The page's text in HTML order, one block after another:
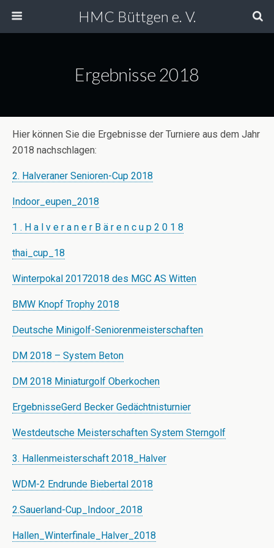
HMC Büttgen e. V.
Ergebnisse 2018
Hier können Sie die Ergebnisse der Turniere aus dem Jahr
2018 nachschlagen:
2. Halveraner Senioren-Cup 2018
Indoor_eupen_2018
1 . H a l v e r a n e r B ä r e n c u p 2 0 1 8
thai_cup_18
Winterpokal 20172018 des MGC AS Witten
BMW Knopf Trophy 2018
Deutsche Minigolf-Seniorenmeisterschaften
DM 2018 – System Beton
DM 2018 Miniaturgolf Oberkochen
ErgebnisseGerd Becker Gedächtnisturnier
Westdeutsche Meisterschaften System Sterngolf
3. Hallenmeisterschaft 2018_Halver
WDM-2 Endrunde Biebertal 2018
2.Sauerland-Cup_Indoor_2018
Hallen_Winterfinale_Halver_2018